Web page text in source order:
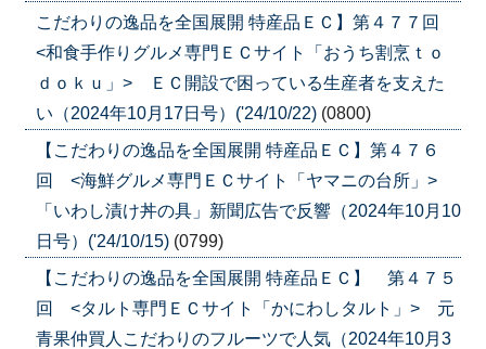
こだわりの逸品を全国展開 特産品ＥＣ】第４７７回
<和食手作りグルメ専門ＥＣサイト「おうち割烹ｔｏ
ｄｏｋｕ」> ＥＣ開設で困っている生産者を支えた
い（2024年10月17日号）('24/10/22) (0800)
【こだわりの逸品を全国展開 特産品ＥＣ】第４７６
回 <海鮮グルメ専門ＥＣサイト「ヤマニの台所」>
「いわし漬け丼の具」新聞広告で反響（2024年10月10
日号）('24/10/15) (0799)
【こだわりの逸品を全国展開 特産品ＥＣ】 第４７５
回 <タルト専門ＥＣサイト「かにわしタルト」> 元
青果仲買人こだわりのフルーツで人気（2024年10月3